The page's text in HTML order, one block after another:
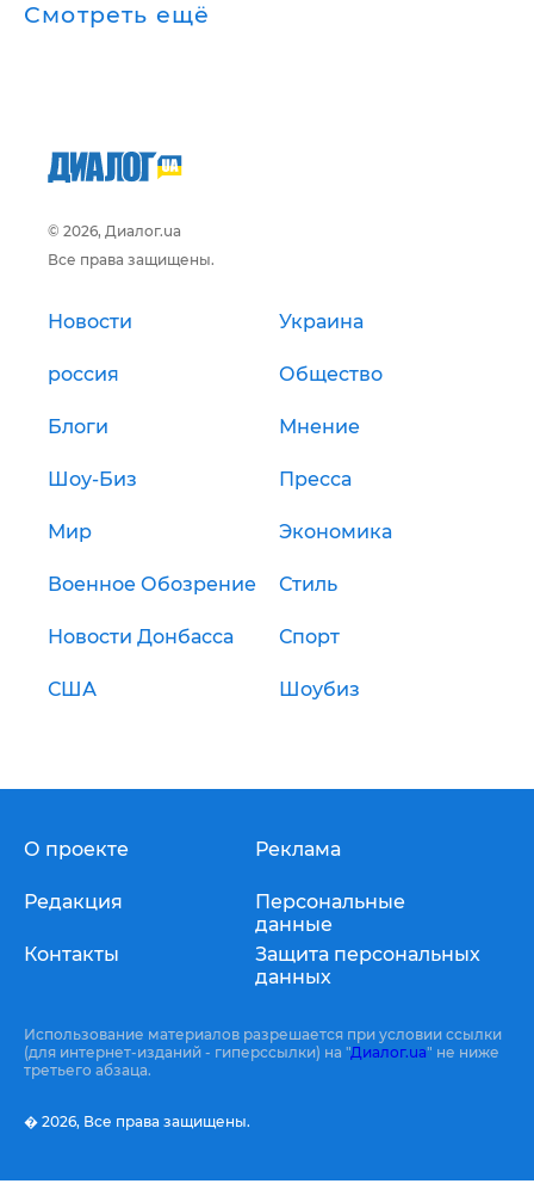
Смотреть ещё
© 2026, Диалог.ua
Все права защищены.
Новости Украина
россия Общество
Блоги Мнение
Шоу-Биз Пресса
Мир Экономика
Военное Обозрение Стиль
Новости Донбасса Спорт
США Шоубиз
О проекте
Редакция
Контакты
Реклама
Персональные
данные
Защита персональных
данных
Использование материалов разрешается при условии ссылки
(для интернет-изданий - гиперссылки) на "Диалог.ua" не ниже
третьего абзаца.
� 2026, Все права защищены.